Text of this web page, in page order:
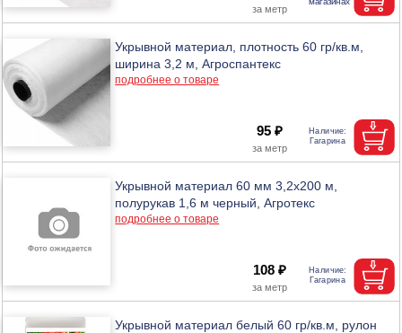
Укрывной материал, плотность 60 гр/кв.м,
ширина 3,2 м, Агроспантекс
подробнее о товаре
95 ₽
Укрывной материал 60 мм 3,2х200 м,
полурукав 1,6 м черный, Агротекс
подробнее о товаре
108 ₽
Укрывной материал белый 60 гр/кв.м, рулон